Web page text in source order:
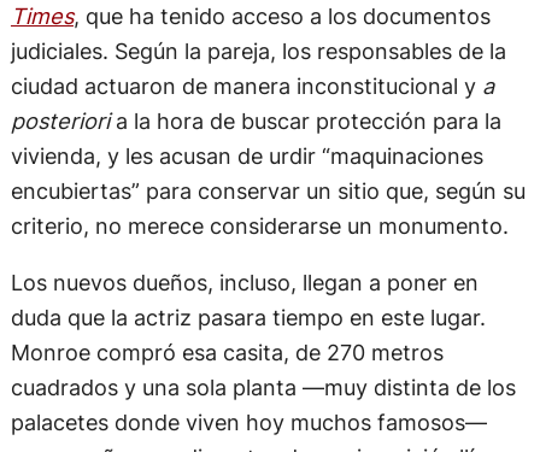
Times, que ha tenido acceso a los documentos
judiciales. Según la pareja, los responsables de la
ciudad actuaron de manera inconstitucional y a
posterioria la hora de buscar protección para la
vivienda, y les acusan de urdir “maquinaciones
encubiertas” para conservar un sitio que, según su
criterio, no merece considerarse un monumento.
Los nuevos dueños, incluso, llegan a poner en
duda que la actriz pasara tiempo en este lugar.
Monroe compró esa casita, de 270 metros
cuadrados y una sola planta —muy distinta de los
palacetes donde viven hoy muchos famosos—